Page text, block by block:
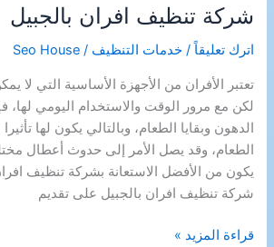
شركة تنظيف افران بالجبيل
اترك تعليقاً /خدمات التنظيف /
Seo House
تعتبر الأفران من الأجهزة الأساسية التي لا
لكن مع مرور الوقت والاستخدام اليومي لها،
الدهون وبقايا الطعام، وبالتالي يكون لها
الطعام، وقد يصل الأمر إلى حدوث أعطال
يكون من الأفضل الاستعانة بشركة تنظيف
شركة تنظيف افران بالجبيل على تقديم
شركة
قراءة المزيد »